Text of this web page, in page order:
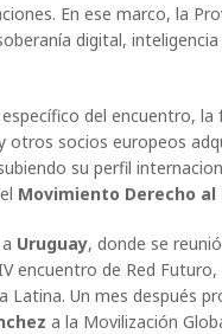
En ese marco, la
digital,
del encuentro,
otros socios europeos
su perfil
Movimiento Derecho
Uruguay, donde se
encuentro de Red
Latina. Un mes después
a la Movilización